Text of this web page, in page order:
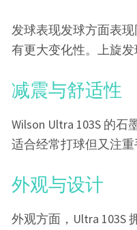
发球表现发球方面表
有更大变化性。上旋
减震与舒适性
Wilson Ultra 103S 的
适合经常打球但又注
外观与设计
外观方面，Ultra 103S